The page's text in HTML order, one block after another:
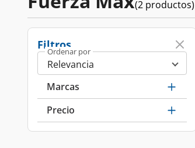
(2 productos)
Filtros
Ordenar por
Marcas
Precio